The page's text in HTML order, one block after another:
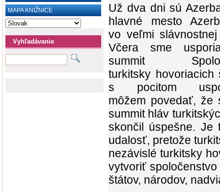
MAPA KNIŽNICE
Vyhľadávanie
Už dva dni sú
hlavné mesto
vo veľmi
Včera sme
summit
turkitsky hovoriacich
s pocitom
môžem povedať, že
summit hláv
skončil úspešne. Je
udalosť, pretože
nezávislé turkitsky
vytvoriť
štátov, národov,